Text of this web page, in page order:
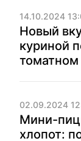
14.10.2024
Новый
куриной
томатном
02.09.2024
Мини-
хлопот: